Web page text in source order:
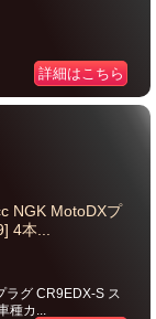
詳細はこちら
NGK MotoDXプ
4本...
ラグ CR9EDX-S ス
種カ...